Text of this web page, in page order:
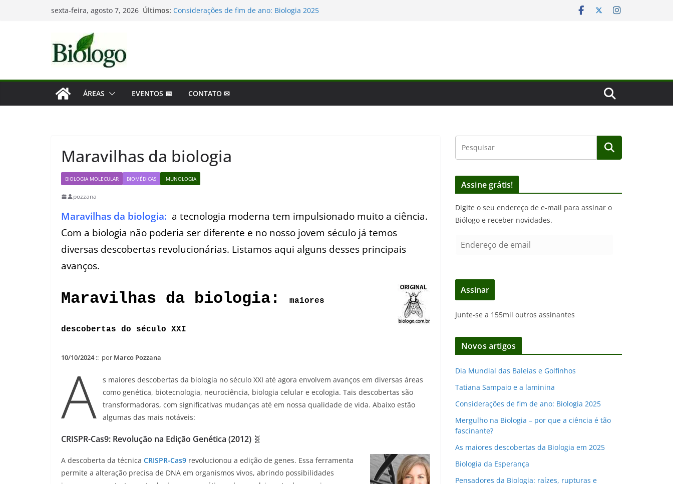
sexta-feira, agosto 7, 2026 Últimos: Considerações de fim de ano: Biologia 2025
ÁREAS EVENTOS 📅 CONTATO ✉
Maravilhas da biologia
BIOLOGIA MOLECULAR BIOMÉDICAS IMUNOLOGIA
pozzana
Maravilhas da biologia: a tecnologia moderna tem impulsionado muito a ciência.
Com a biologia não poderia ser diferente e no nosso jovem século já temos
diversas descobertas revolucionárias. Listamos aqui alguns desses principais
avanços.
Maravilhas da biologia: maiores
descobertas do século XXI
10/10/2024:: por Marco Pozzana
A
s maiores descobertas da biologia no século XXI até agora envolvem avanços em diversas áreas
como genética, biotecnologia, neurociência, biologia celular e ecologia. Tais descobertas são
transformadoras, com significativas mudanças até em nossa qualidade de vida. Abaixo estão
algumas das mais notáveis:
CRISPR-Cas9: Revolução na Edição Genética (2012) 🧬️
A descoberta da técnica CRISPR-Cas9 revolucionou a edição de genes. Essa ferramenta
permite a alteração precisa de DNA em organismos vivos, abrindo possibilidades
Assine grátis!
Digite o seu endereço de e-mail para assinar o
Biólogo e receber novidades.
e
e
ç
d
e
a
i
Assinar
Junte-se a 155mil outros assinantes
Novos artigos
Dia Mundial das Baleias e Golfinhos
Tatiana Sampaio e a laminina
Considerações de fim de ano: Biologia 2025
Mergulho na Biologia – por que a ciência é tão
fascinante?
As maiores descobertas da Biologia em 2025
Biologia da Esperança
Pensadores da Biologia: raízes, rupturas e